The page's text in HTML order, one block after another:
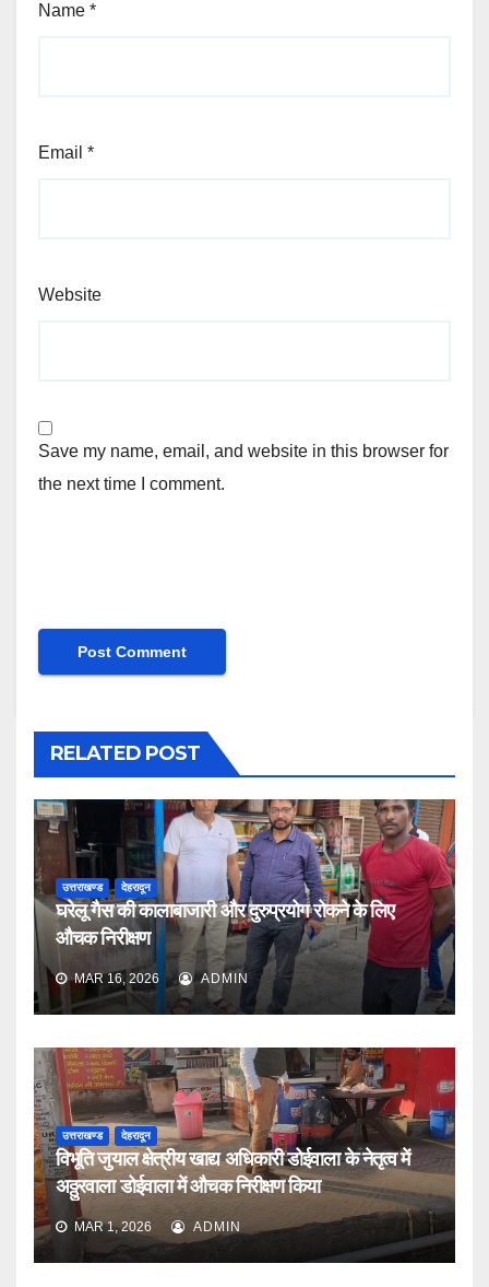
Name *
Email *
Website
Save my name, email, and website in this browser for
the next time I comment.
RELATED POST
उत्तराखण्ड देहरादून
घरेलू गैस की कालाबाजारी और दुरुप्रयोग रोकने के लिए
औचक निरीक्षण
MAR 16, 2026 ADMIN
उत्तराखण्ड देहरादून
विभूति जुयाल क्षेत्रीय खाद्य अधिकारी डोईवाला के नेतृत्व में
अठ्ठुरवाला डोईवाला में औचक निरीक्षण किया
MAR 1, 2026 ADMIN